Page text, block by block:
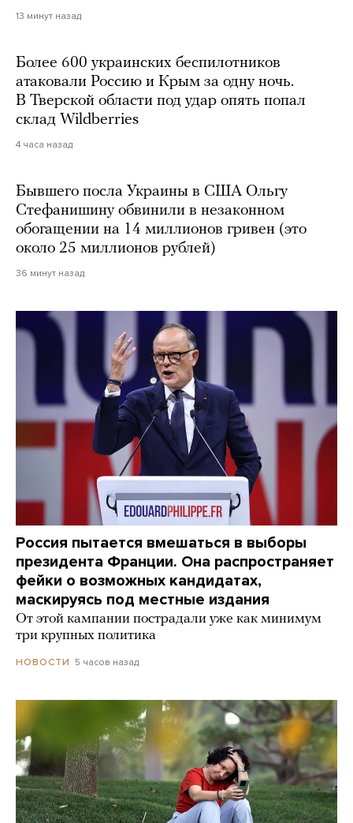
13 минут назад
Более 600 украинских беспилотников
атаковали Россию и Крым за одну ночь.
В Тверской области под удар опять попал
склад Wildberries
4 часа назад
Бывшего посла Украины в США Ольгу
Стефанишину обвинили в незаконном
обогащении на 14 миллионов гривен (это
около 25 миллионов рублей)
36 минут назад
Россия пытается вмешаться в выборы
президента Франции. Она распространяет
фейки о возможных кандидатах,
маскируясь под местные издания
От этой кампании пострадали уже как минимум
три крупных политика
НОВОСТИ 5 часов назад